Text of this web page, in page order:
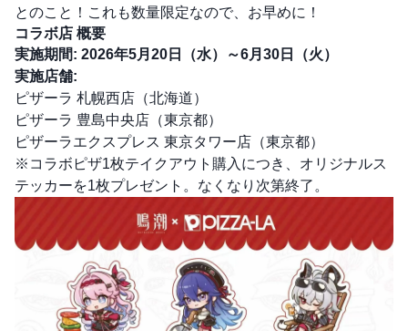
とのこと！これも数量限定なので、お早めに！
コラボ店 概要
実施期間: 2026年5月20日（水）～6月30日（火）
実施店舗:
ピザーラ 札幌西店（北海道）
ピザーラ 豊島中央店（東京都）
ピザーラエクスプレス 東京タワー店（東京都）
※コラボピザ1枚テイクアウト購入につき、オリジナルス
テッカーを1枚プレゼント。なくなり次第終了。